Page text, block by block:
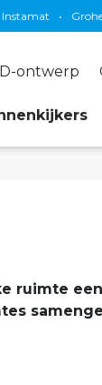
TECE •
ontwerp
ruimte